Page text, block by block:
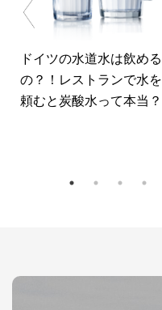
ドイツの水道水は飲める
の？！レストランで水を
頼むと炭酸水って本当？